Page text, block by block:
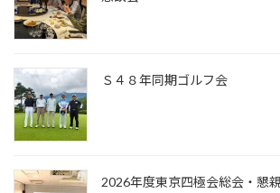
Ｓ４８年同期ゴルフ会
2026年度東京四極会総会・懇